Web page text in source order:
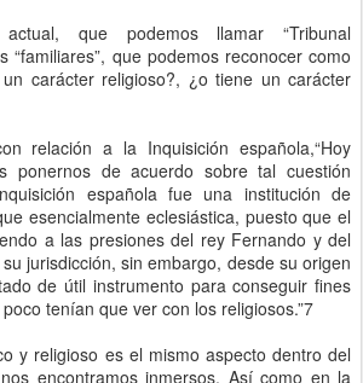
que podemos llamar “Tribunal
“familiares”, que podemos reconocer como
un carácter religioso?, ¿o tiene un carácter
relación a la Inquisición española,“Hoy
ponernos de acuerdo sobre tal cuestión
española fue una institución de
esencialmente eclesiástica, puesto que el
a las presiones del rey Fernando y del
jurisdicción, sin embargo, desde su origen
de útil instrumento para conseguir fines
tenían que ver con los religiosos.”7
y religioso es el mismo aspecto dentro del
encontramos inmersos. Así como en la